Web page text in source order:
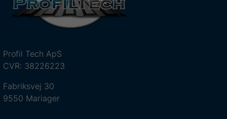
Profil Tech ApS
CVR: 38226223
Fabriksvej 30
9550 Mariager